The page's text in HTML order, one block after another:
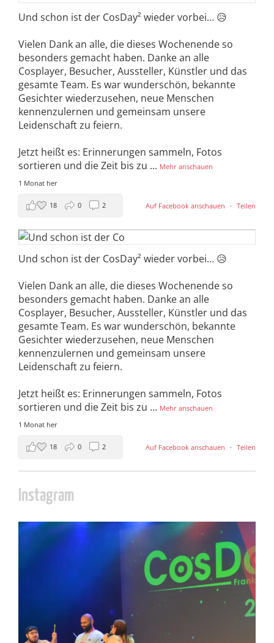
Und schon ist der CosDay² wieder vorbei… 😥
Vielen Dank an alle, die dieses Wochenende so
besonders gemacht haben. Danke an alle
Cosplayer, Besucher, Aussteller, Künstler und das
gesamte Team. Es war wunderschön, bekannte
Gesichter wiederzusehen, neue Menschen
kennenzulernen und gemeinsam unsere
Leidenschaft zu feiern.
Jetzt heißt es: Erinnerungen sammeln, Fotos
sortieren und die Zeit bis zu ... Mehr anschauen
1 Monat her
Auf Facebook anschauen · Teilen
18 0 2
Und schon ist der CosDay² wieder vorbei… 😥
Vielen Dank an alle, die dieses Wochenende so
besonders gemacht haben. Danke an alle
Cosplayer, Besucher, Aussteller, Künstler und das
gesamte Team. Es war wunderschön, bekannte
Gesichter wiederzusehen, neue Menschen
kennenzulernen und gemeinsam unsere
Leidenschaft zu feiern.
Jetzt heißt es: Erinnerungen sammeln, Fotos
sortieren und die Zeit bis zu ... Mehr anschauen
1 Monat her
Auf Facebook anschauen · Teilen
18 0 2
Instagram
cosday
Juli 5
133 25